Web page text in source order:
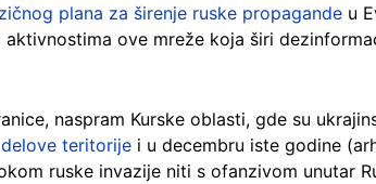
plana za širenje ruske propagande u
aktivnostima ove mreže koja širi
naspram Kurske oblasti, gde su
teritorije i u decembru iste godine
ruske invazije niti s ofanzivom unutar